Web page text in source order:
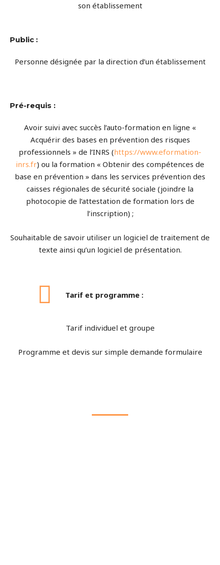
son établissement
Public :
Personne désignée par la direction d’un établissement
Pré-requis :
Avoir suivi avec succès l’auto-formation en ligne «
Acquérir des bases en prévention des risques
professionnels » de l’INRS (https://www.eformation-
inrs.fr) ou la formation « Obtenir des compétences de
base en prévention » dans les services prévention des
caisses régionales de sécurité sociale (joindre la
photocopie de l’attestation de formation lors de
l’inscription) ;
Souhaitable de savoir utiliser un logiciel de traitement de
texte ainsi qu’un logiciel de présentation.
Tarif et programme :
Tarif individuel et groupe
Programme et devis sur simple demande formulaire